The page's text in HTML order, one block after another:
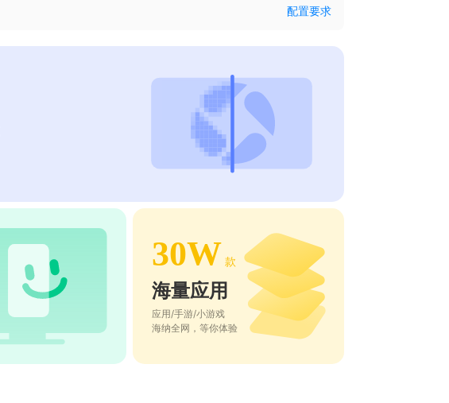
配置要求
30W 款
海量应用
应用/手游/小游戏
海纳全网，等你体验